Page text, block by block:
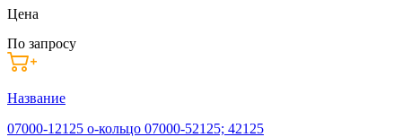
Цена
По запросу
Название
07000-12125 о-кольцо 07000-52125; 42125